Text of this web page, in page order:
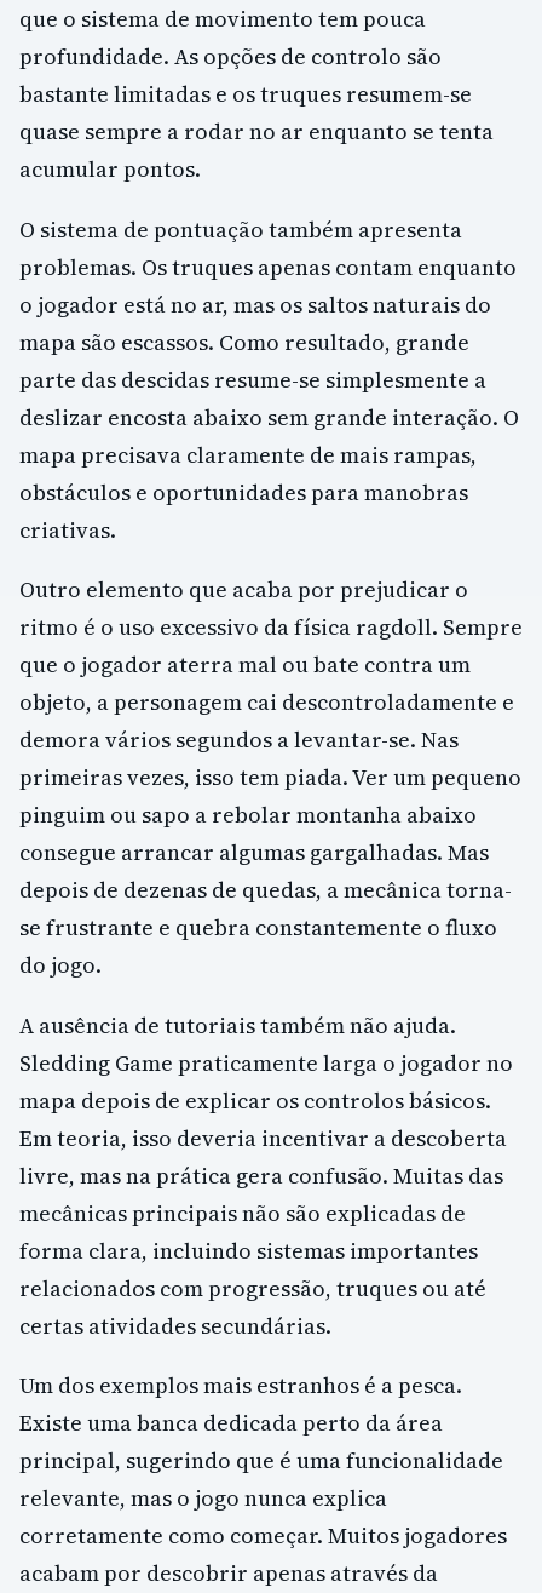
que o sistema de movimento tem pouca
profundidade. As opções de controlo são
bastante limitadas e os truques resumem-se
quase sempre a rodar no ar enquanto se tenta
acumular pontos.
O sistema de pontuação também apresenta
problemas. Os truques apenas contam enquanto
o jogador está no ar, mas os saltos naturais do
mapa são escassos. Como resultado, grande
parte das descidas resume-se simplesmente a
deslizar encosta abaixo sem grande interação. O
mapa precisava claramente de mais rampas,
obstáculos e oportunidades para manobras
criativas.
Outro elemento que acaba por prejudicar o
ritmo é o uso excessivo da física ragdoll. Sempre
que o jogador aterra mal ou bate contra um
objeto, a personagem cai descontroladamente e
demora vários segundos a levantar-se. Nas
primeiras vezes, isso tem piada. Ver um pequeno
pinguim ou sapo a rebolar montanha abaixo
consegue arrancar algumas gargalhadas. Mas
depois de dezenas de quedas, a mecânica torna-
se frustrante e quebra constantemente o fluxo
do jogo.
A ausência de tutoriais também não ajuda.
Sledding Game praticamente larga o jogador no
mapa depois de explicar os controlos básicos.
Em teoria, isso deveria incentivar a descoberta
livre, mas na prática gera confusão. Muitas das
mecânicas principais não são explicadas de
forma clara, incluindo sistemas importantes
relacionados com progressão, truques ou até
certas atividades secundárias.
Um dos exemplos mais estranhos é a pesca.
Existe uma banca dedicada perto da área
principal, sugerindo que é uma funcionalidade
relevante, mas o jogo nunca explica
corretamente como começar. Muitos jogadores
acabam por descobrir apenas através da